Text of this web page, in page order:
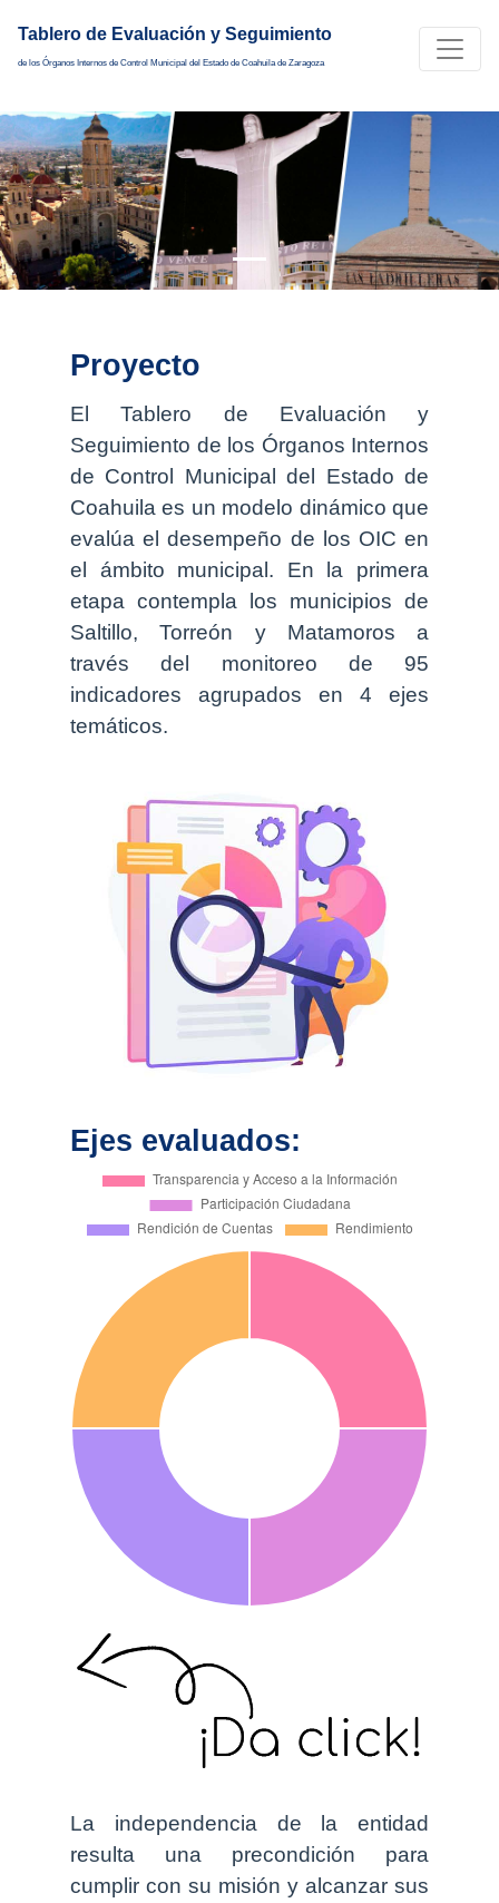
Tablero de Evaluación y Seguimiento
de los Órganos Internos de Control Municipal del Estado de Coahuila de Zaragoza
Proyecto
El Tablero de Evaluación y
Seguimiento de los Órganos Internos
de Control Municipal del Estado de
Coahuila es un modelo dinámico que
evalúa el desempeño de los OIC en
el ámbito municipal. En la primera
etapa contempla los municipios de
Saltillo, Torreón y Matamoros a
través del monitoreo de 95
indicadores agrupados en 4 ejes
temáticos.
Ejes evaluados:
La independencia de la entidad
resulta una precondición para
cumplir con su misión y alcanzar sus